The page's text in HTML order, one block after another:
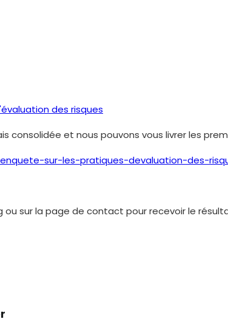
des risques
consolidée et nous pouvons vous livrer les
sur-les-pratiques-devaluation-des-
ou sur la page de contact pour recevoir le